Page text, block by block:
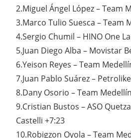
2.Miguel Ángel López – Team
3.Marco Tulio Suesca – Team
4.Sergio Chumil – HINO One
5.Juan Diego Alba – Movistar
6.Yeison Reyes – Team
7.Juan Pablo Suárez –
8.Dany Osorio – Team
9.Cristian Bustos – ASO
Castelli +7:23
10.Robigzon Oyola – Team